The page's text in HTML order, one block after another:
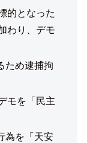
的となった
わり、デモ
ため逮捕拘
モを「民主
為を「天安